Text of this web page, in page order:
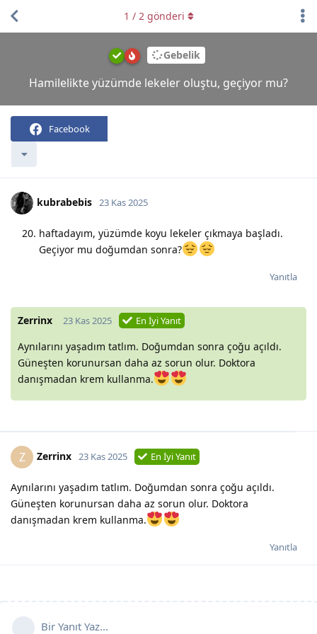
Gebelik
Hamilelikte yüzümde lekeler oluştu, geçiyor mu?
Facebook
1 / 2gönderi
kubrabebis 23 Kas 2025
haftadayım, yüzümde koyu lekeler çıkmaya başladı.
Geçiyor mu doğumdan sonra?
Yanıtla
Zerrinx 23 Kas 2025 En İyi Yanıt
Aynılarını yaşadım tatlım. Doğumdan sonra çoğu açıldı.
Güneşten korunursan daha az sorun olur. Doktora
danışmadan krem kullanma.
Z Zerrinx 23 Kas 2025 En İyi Yanıt
Aynılarını yaşadım tatlım. Doğumdan sonra çoğu açıldı.
Güneşten korunursan daha az sorun olur. Doktora
danışmadan krem kullanma.
Yanıtla
Bir Yanıt Yaz...